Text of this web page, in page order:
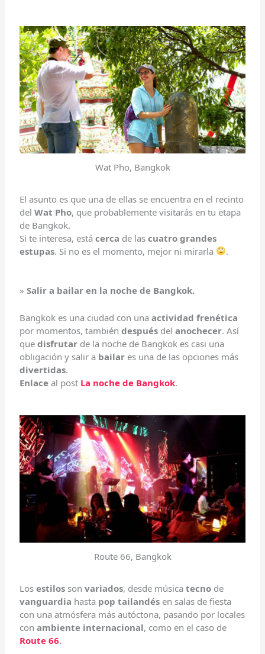
Wat Pho, Bangkok
El asunto es que una de ellas se encuentra en el recinto
delWat Pho, que probablemente visitarás en tu etapa
de Bangkok.
Si te interesa, estácerca de las cuatro grandes
estupas. Si no es el momento, mejor ni mirarla .
»Salir a bailar en la noche de Bangkok.
Bangkok es una ciudad con unaactividad frenética
por momentos, tambiéndespués delanochecer. Así
quedisfrutar de la noche de Bangkok es casi una
obligación y salir a bailar es una de las opciones más
divertidas.
Enlaceal post La noche de Bangkok.
Route 66, Bangkok
Losestilos sonvariados, desde músicatecno de
vanguardia hasta pop tailandés en salas de fiesta
con una atmósfera más autóctona, pasando por locales
conambiente internacional, como en el caso de
Route 66.